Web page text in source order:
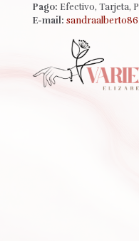
Pago: Efectivo, Tarjeta,
E-mail: